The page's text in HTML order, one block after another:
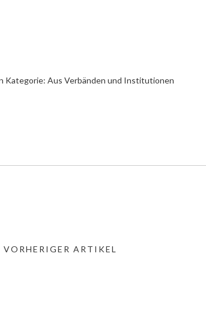
Kategorie: Aus Verbänden und Institutionen
VORHERIGER ARTIKEL